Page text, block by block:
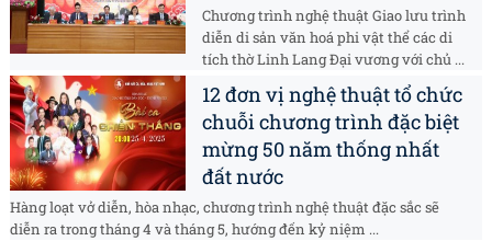
Chương trình nghệ thuật Giao lưu trình
diễn di sản văn hoá phi vật thể các di
tích thờ Linh Lang Đại vương với chủ ...
12 đơn vị nghệ thuật tổ chức
chuỗi chương trình đặc biệt
mừng 50 năm thống nhất
đất nước
Hàng loạt vở diễn, hòa nhạc, chương trình nghệ thuật đặc sắc sẽ
diễn ra trong tháng 4 và tháng 5, hướng đến kỷ niệm ...